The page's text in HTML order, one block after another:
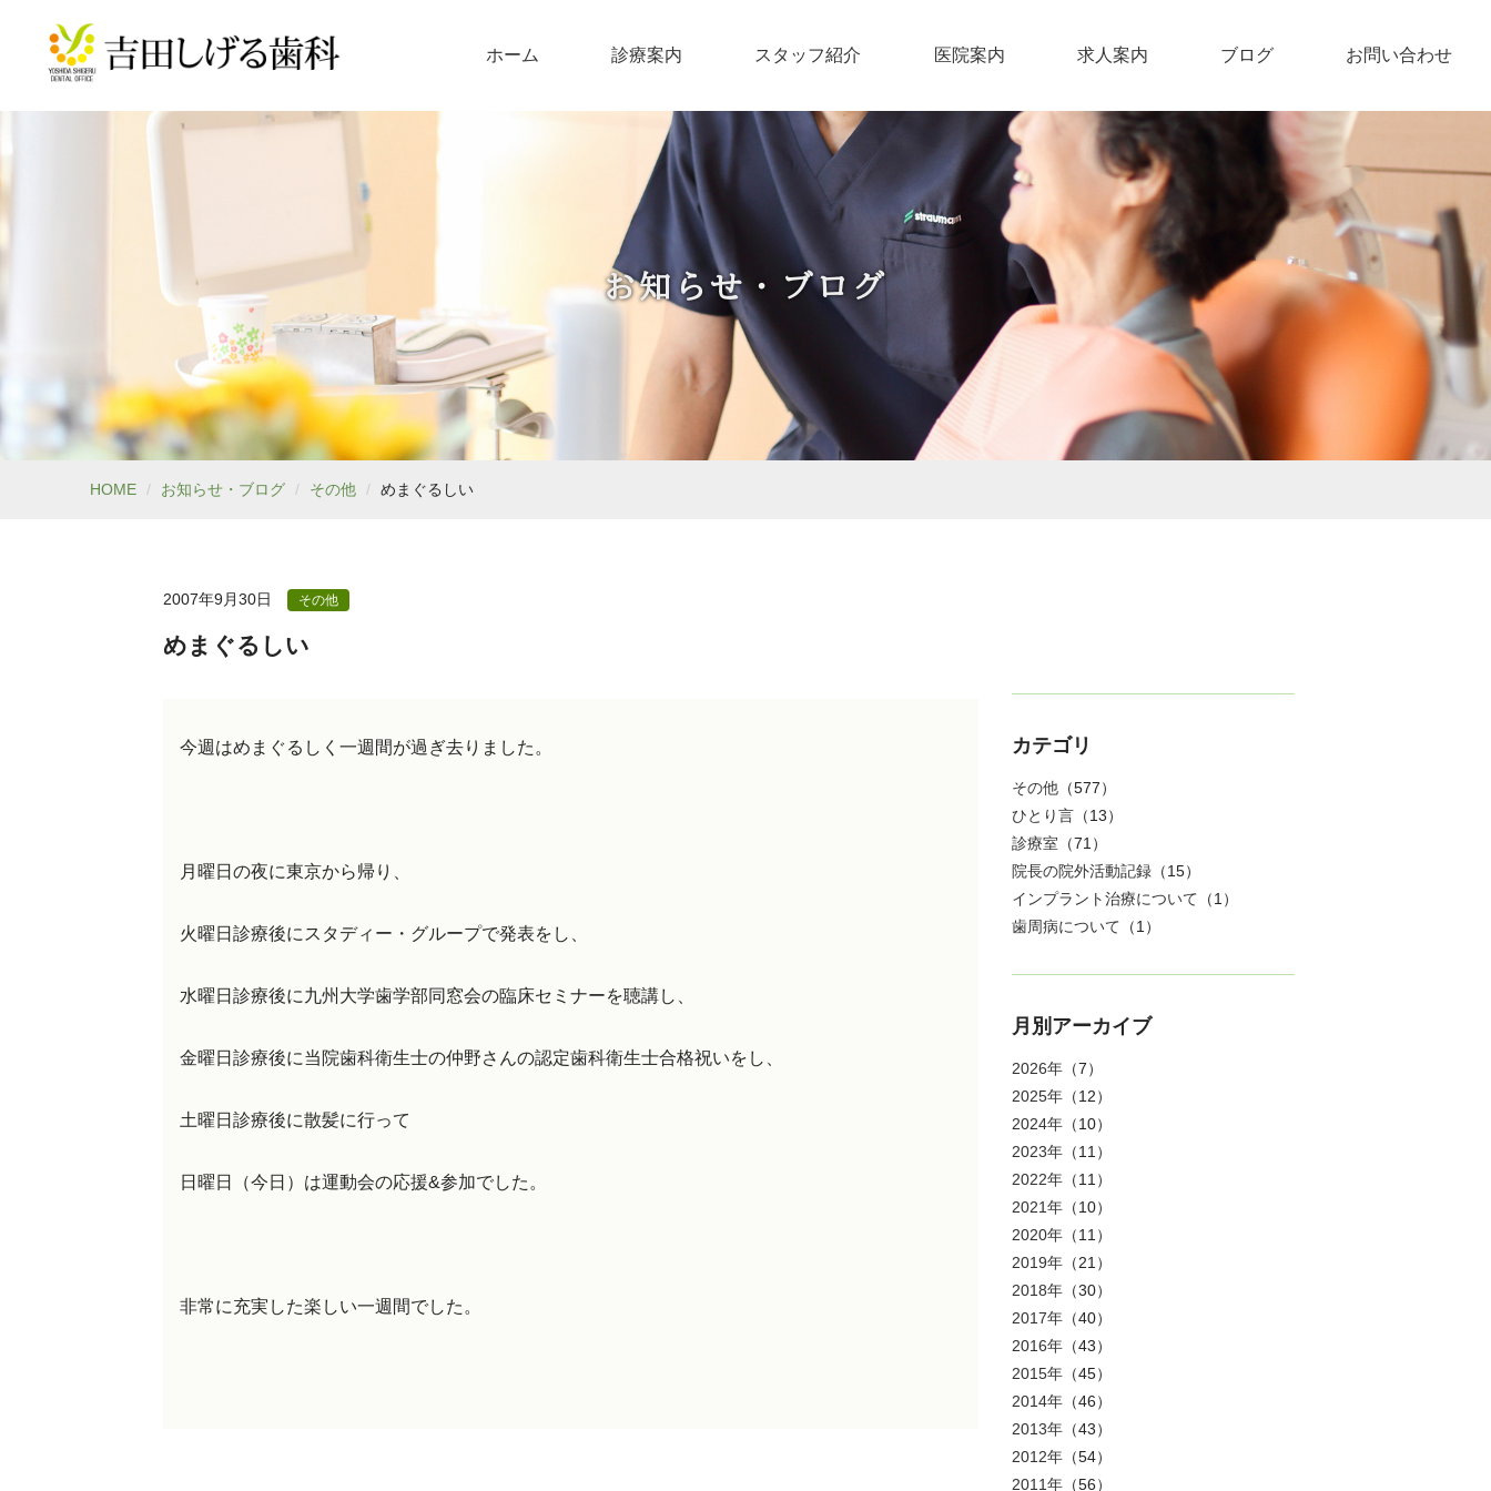
ホーム 診療案内 スタッフ紹介 医院案内 求人案内 ブログ お問い合わせ
お知らせ・ブログ
HOME お知らせ・ブログ その他 めまぐるしい
2007年9月30日 その他
めまぐるしい
今週はめまぐるしく一週間が過ぎ去りました。
月曜日の夜に東京から帰り、
火曜日診療後にスタディー・グループで発表をし、
水曜日診療後に九州大学歯学部同窓会の臨床セミナーを聴講し、
金曜日診療後に当院歯科衛生士の仲野さんの認定歯科衛生士合格祝いをし、
土曜日診療後に散髪に行って
日曜日（今日）は運動会の応援&参加でした。
非常に充実した楽しい一週間でした。
カテゴリ
その他 （577）
ひとり言 （13）
診療室 （71）
院長の院外活動記録 （15）
インプラント治療について （1）
歯周病について （1）
月別アーカイブ
2026年 （7）
2025年 （12）
2024年 （10）
2023年 （11）
2022年 （11）
2021年 （10）
2020年 （11）
2019年 （21）
2018年 （30）
2017年 （40）
2016年 （43）
2015年 （45）
2014年 （46）
2013年 （43）
2012年 （54）
2011年 （56）